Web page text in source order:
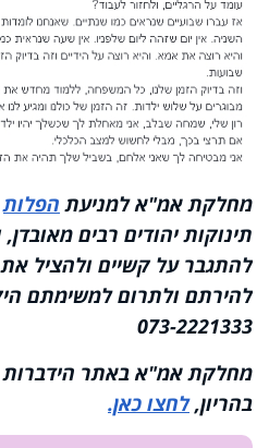
מחלקת אמ"א למניעת הפלות
תינוקות יהודים רבים
להתגבר על קשיים ולהציל את
להירתם ולתרום למשימתם
073-2221333
מחלקת אמ"א באתר הידברות
בהריון,לחצו כאן.